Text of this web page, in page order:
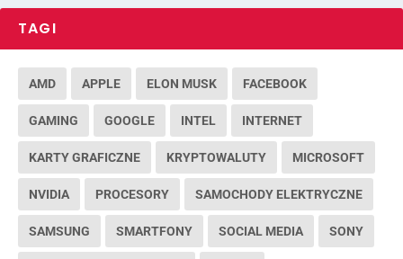
TAGI
AMD APPLE ELON MUSK FACEBOOK
GAMING GOOGLE INTEL INTERNET
KARTY GRAFICZNE KRYPTOWALUTY MICROSOFT
NVIDIA PROCESORY SAMOCHODY ELEKTRYCZNE
SAMSUNG SMARTFONY SOCIAL MEDIA SONY